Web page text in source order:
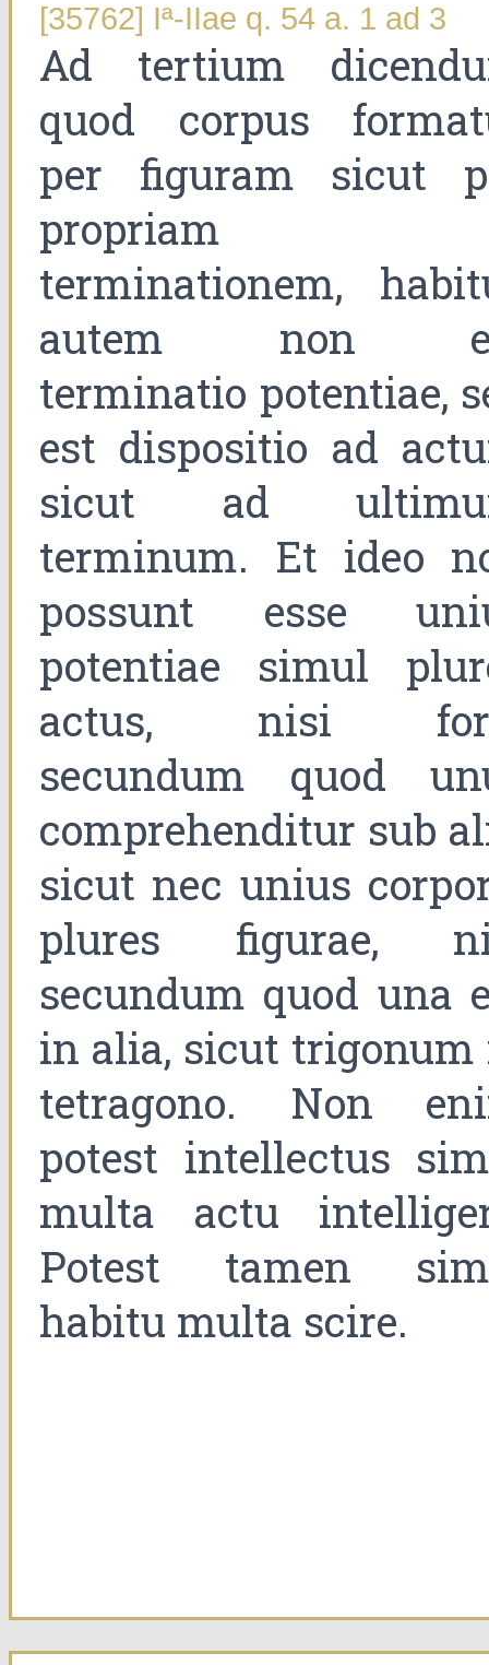
[35762] Iª-IIae q. 54 a. 1 ad 3
Ad tertium
quod corpus
per figuram sicut
propriam
terminationem,
autem non
terminatio potentiae,
est dispositio ad
sicut ad
terminum. Et ideo
possunt esse
potentiae simul
actus, nisi
secundum quod
comprehenditur sub
sicut nec unius
plures figurae,
secundum quod una
in alia, sicut
tetragono. Non
potest intellectus
multa actu
Potest tamen
habitu multa scire.